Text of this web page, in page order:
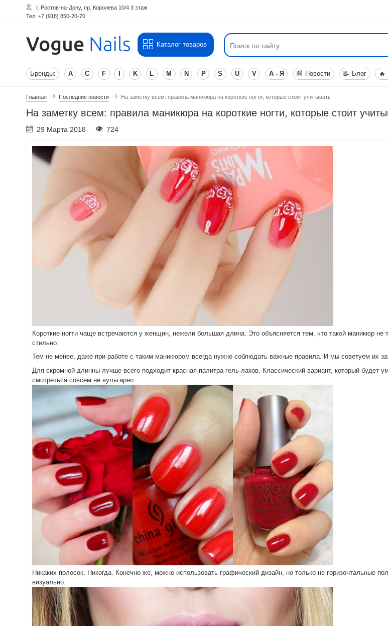
г. Ростов-на-Дону, пр. Королева 10/4 3 этаж
Тел. +7 (918) 850-20-70
Каталог товаров
Бренды: A C F K L M N P S U V А - Я 📰 Новости 📝 Блог 🔥
Главная Последние новости На заметку всем: правила маникюра на короткие ногти, которые стоит учитывать
На заметку всем: правила маникюра на короткие ногти, которые стоит
29 Марта 2018 724
Короткие ногти чаще встречаются у женщин, нежели большая длина. Это объясняется тем, что такой маникюр не
стильно.
Тем не менее, даже при работе с таким маникюром всегда нужно соблюдать важные правила. И мы советуем их
Для скромной длинны лучше всего подходит красная палитра гель-лаков. Классический вариант, который будет
смотреться совсем не вульгарно.
Никаких полосок. Никогда. Конечно же, можно использовать графический дизайн, но только не горизонтальные
визуально.